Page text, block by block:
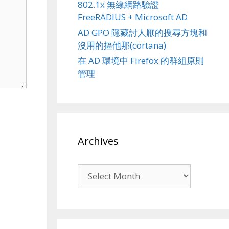
802.1x 無線網路驗證
FreeRADIUS + Microsoft AD
AD GPO 隱藏討人厭的搜尋方塊和
沒用的摳他那(cortana)
在 AD 環境中 Firefox 的群組原則
管理
Archives